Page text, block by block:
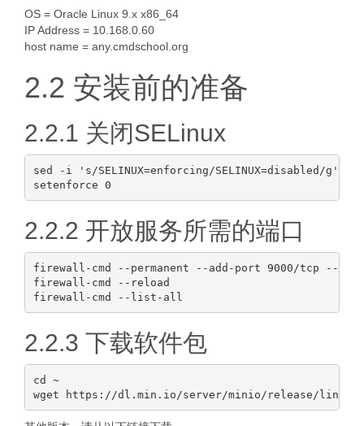
OS = Oracle Linux 9.x x86_64
IP Address = 10.168.0.60
host name = any.cmdschool.org
2.2 安装前的准备
2.2.1 关闭SELinux
sed -i 's/SELINUX=enforcing/SELINUX=disabled/g'
2.2.2 开放服务所需的端口
firewall-cmd --permanent --add-port 9000/tcp --
firewall-cmd --reload
2.2.3 下载软件包
cd ~